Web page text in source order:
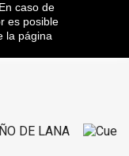
caso de
es posible
la página